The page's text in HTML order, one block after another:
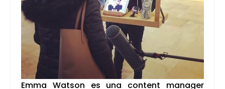
Emma Watson es una con­tent mana­ger